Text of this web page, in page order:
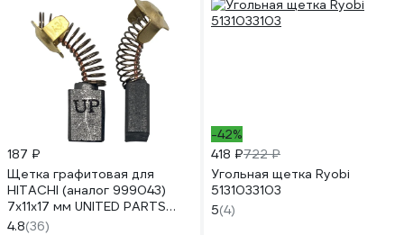
187 ₽
Щетка графитовая для
HITACHI (аналог 999043)
7x11x17 мм UNITED PARTS
90-0892
4.8(36)
-42%
418 ₽722 ₽
Угольная щетка Ryobi
5131033103
5(4)